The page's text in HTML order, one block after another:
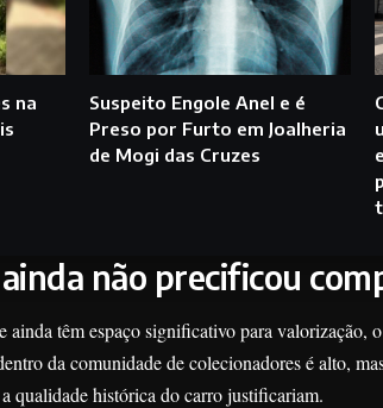
na
Suspeito Engole Anel e é
Preso por Furto em Joalheria
de Mogi das Cruzes
não precificou
ainda têm espaço significativo para valorização,
da comunidade de colecionadores é alto,
qualidade histórica do carro justificariam.